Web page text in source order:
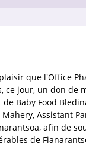
que l'Office
ce jour, un don de
Baby Food
Mahery, Assistant
afin de
de